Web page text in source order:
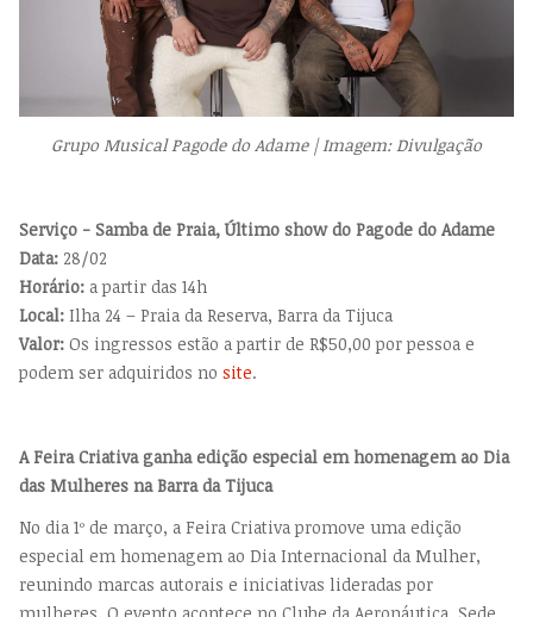
Grupo Musical Pagode do Adame | Imagem: Divulgação
Serviço - Samba de Praia, Último show do Pagode do Adame
Data: 28/02
Horário: a partir das 14h
Local: Ilha 24 – Praia da Reserva, Barra da Tijuca
Valor: Os ingressos estão a partir de R$50,00 por pessoa e
podem ser adquiridos no site.
A Feira Criativa ganha edição especial em homenagem ao Dia
das Mulheres na Barra da Tijuca
No dia 1º de março, a Feira Criativa promove uma edição
especial em homenagem ao Dia Internacional da Mulher,
reunindo marcas autorais e iniciativas lideradas por